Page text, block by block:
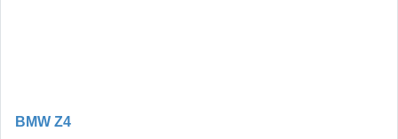
BMW Z4